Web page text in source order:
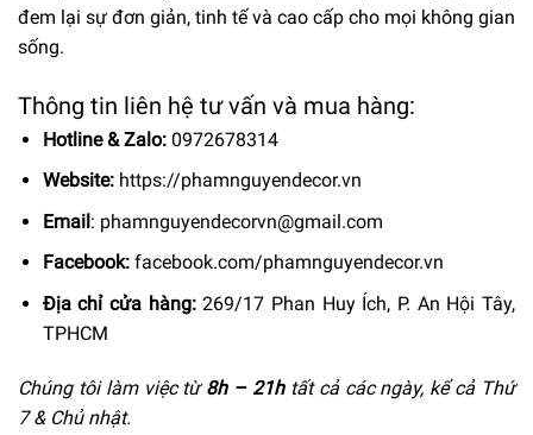
đem lại sự đơn giản, tinh tế và cao cấp cho mọi không gian
sống.
Thông tin liên hệ tư vấn và mua hàng:
Hotline & Zalo: 0972678314
Website: https://phamnguyendecor.vn
Email: phamnguyendecorvn@gmail.com
Facebook: facebook.com/phamnguyendecor.vn
Địa chỉ cửa hàng:269/17 Phan Huy Ích, P. An Hội Tây,
TPHCM
Chúng tôi làm việc từ8h – 21h tất cả các ngày, kể cả Thứ
7 & Chủ nhật.